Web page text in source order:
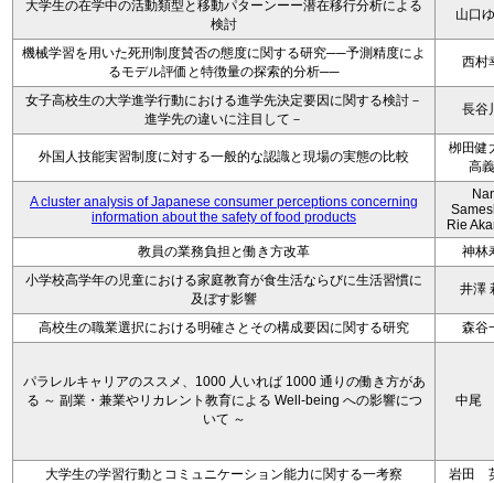
大学生の在学中の活動類型と移動パターンーー潜在移行分析による
検討
山口
機械学習を用いた死刑制度賛否の態度に関する研究──予測精度によ
るモデル評価と特徴量の探索的分析──
西村
女子高校生の大学進学行動における進学先決定要因に関する検討－
進学先の違いに注目して－
長谷
外国人技能実習制度に対する一般的な認識と現場の実態の比較
栁田健
高
A cluster analysis of Japanese consumer perceptions concerning
information about the safety of food products
Rie
教員の業務負担と働き方改革
神林
小学校高学年の児童における家庭教育が食生活ならびに生活習慣に
及ぼす影響
井澤
高校生の職業選択における明確さとその構成要因に関する研究 森谷
パラレルキャリアのススメ、1000 人いれば 1000 通りの働き方があ
る ～ 副業・兼業やリカレント教育による Well-being への影響につ
いて ～
中尾
大学生の学習行動とコミュニケーション能力に関する一考察 岩田